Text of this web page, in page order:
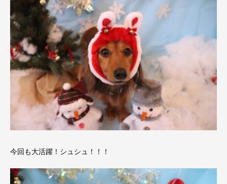
今回も大活躍！シュシュ！！！